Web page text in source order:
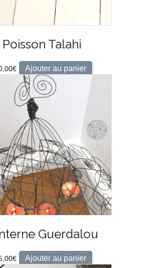
Poisson Talahi
€ Ajouter au panier
Guerdalou
€ Ajouter au panier